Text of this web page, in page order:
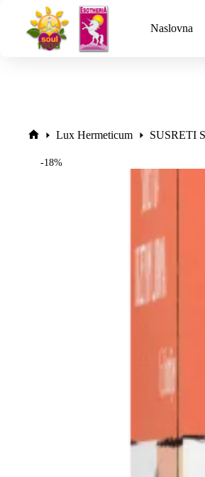
Naslovna
Lux Hermeticum SUSRETI
-18%